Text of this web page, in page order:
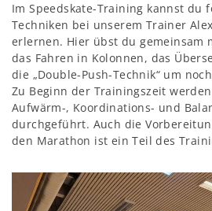
Im Speedskate-Training kannst du
Techniken bei unserem Trainer
erlernen. Hier übst du gemeinsam
das Fahren in Kolonnen, das
die „Double-Push-Technik“ um
Zu Beginn der Trainingszeit
Aufwärm-, Koordinations- und
durchgeführt. Auch die
den Marathon ist ein Teil des